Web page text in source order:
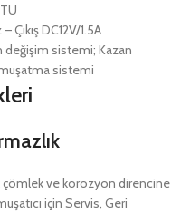
DC12V/1.5A
sistemi; Kazan
sistemi
çömlek ve korozyon direncine
için Servis, Geri